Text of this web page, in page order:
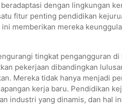
dengan lingkungan
fitur penting pendidikan
memberikan mereka
tingkat pengangguran di
pekerjaan dibandingkan
Mereka tidak hanya menjadi
kerja baru. Pendidikan
industri yang dinamis, dan hal